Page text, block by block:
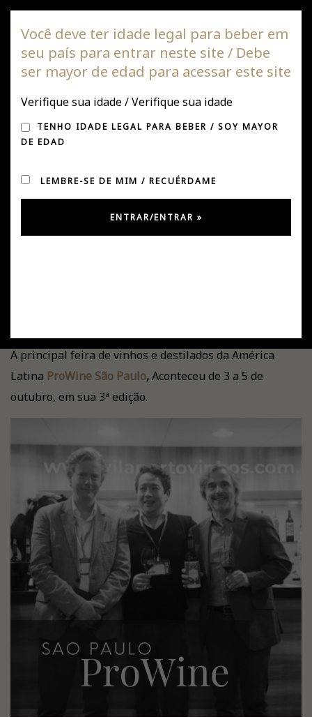
Vinha DAGAZ
de
VIÑA DAGAZ MARCOU
PRESENÇA NA PROWINE
SÃO PAULO
A principal feira de vinhos e destilados da América
Latina ProWine São Paulo,Aconteceu de 3 a 5 de
outubro, em sua 3ª edição.
Você deve ter idade legal para beber em
seu país para entrar neste site / Debe
ser mayor de edad para acessar este site
Verifique sua idade / Verifique sua idade
TENHO IDADE LEGAL PARA BEBER / SOY MAYOR
DE EDAD
LEMBRE-SE DE MIM / RECUÉRDAME